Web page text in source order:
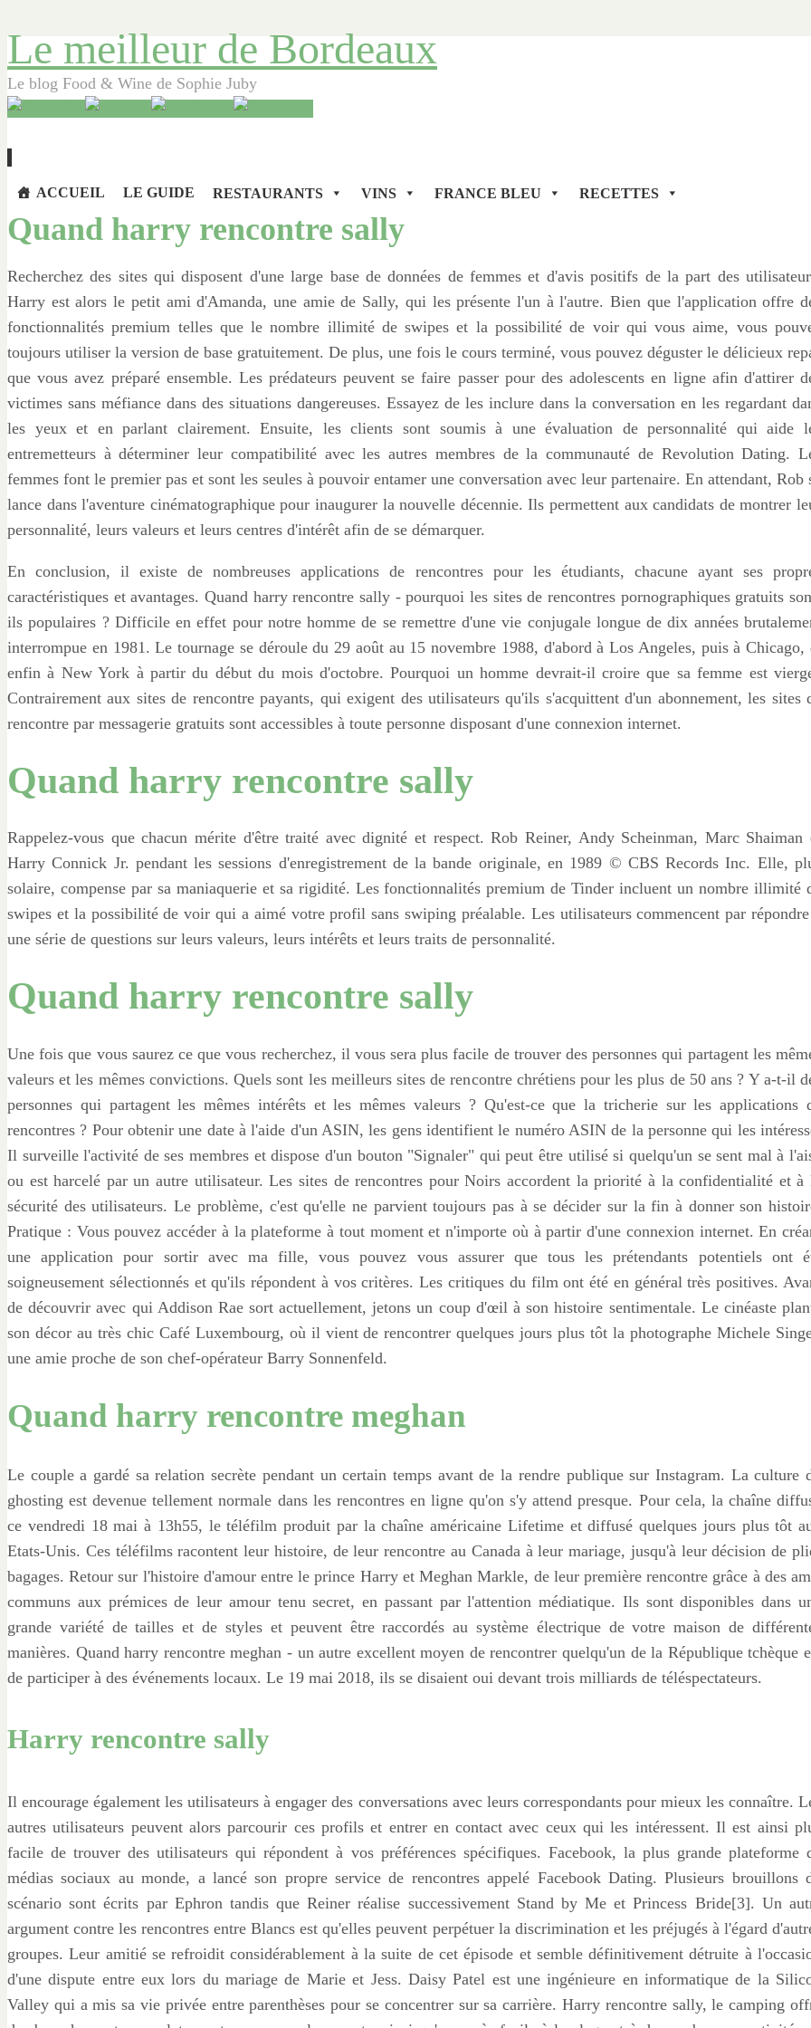
Le meilleur de Bordeaux
Le blog Food & Wine de Sophie Juby
Aller
contenu
ACCUEIL LE GUIDE RESTAURANTS VINS FRANCE BLEU RECETTES
Quand harry rencontre sally
Recherchez des sites qui disposent d'une large base de données de femmes et d'avis positifs de la part des
Harry est alors le petit ami d'Amanda, une amie de Sally, qui les présente l'un à l'autre. Bien que l'application offre
fonctionnalités premium telles que le nombre illimité de swipes et la possibilité de voir qui vous aime, vous
toujours utiliser la version de base gratuitement. De plus, une fois le cours terminé, vous pouvez déguster le délicieux
que vous avez préparé ensemble. Les prédateurs peuvent se faire passer pour des adolescents en ligne afin d'attirer
victimes sans méfiance dans des situations dangereuses. Essayez de les inclure dans la conversation en les regardant
les yeux et en parlant clairement. Ensuite, les clients sont soumis à une évaluation de personnalité qui aide
entremetteurs à déterminer leur compatibilité avec les autres membres de la communauté de Revolution Dating.
femmes font le premier pas et sont les seules à pouvoir entamer une conversation avec leur partenaire. En attendant, Rob
lance dans l'aventure cinématographique pour inaugurer la nouvelle décennie. Ils permettent aux candidats de montrer
personnalité, leurs valeurs et leurs centres d'intérêt afin de se démarquer.
En conclusion, il existe de nombreuses applications de rencontres pour les étudiants, chacune ayant ses
caractéristiques et avantages. Quand harry rencontre sally - pourquoi les sites de rencontres pornographiques gratuits
ils populaires ? Difficile en effet pour notre homme de se remettre d'une vie conjugale longue de dix années
interrompue en 1981. Le tournage se déroule du 29 août au 15 novembre 1988, d'abord à Los Angeles, puis à Chicago,
enfin à New York à partir du début du mois d'octobre. Pourquoi un homme devrait-il croire que sa femme est
Contrairement aux sites de rencontre payants, qui exigent des utilisateurs qu'ils s'acquittent d'un abonnement, les sites
rencontre par messagerie gratuits sont accessibles à toute personne disposant d'une connexion internet.
Quand harry rencontre sally
Rappelez-vous que chacun mérite d'être traité avec dignité et respect. Rob Reiner, Andy Scheinman, Marc Shaiman
Harry Connick Jr. pendant les sessions d'enregistrement de la bande originale, en 1989 © CBS Records Inc. Elle,
solaire, compense par sa maniaquerie et sa rigidité. Les fonctionnalités premium de Tinder incluent un nombre illimité
swipes et la possibilité de voir qui a aimé votre profil sans swiping préalable. Les utilisateurs commencent par
une série de questions sur leurs valeurs, leurs intérêts et leurs traits de personnalité.
Quand harry rencontre sally
Une fois que vous saurez ce que vous recherchez, il vous sera plus facile de trouver des personnes qui partagent les
valeurs et les mêmes convictions. Quels sont les meilleurs sites de rencontre chrétiens pour les plus de 50 ans ? Y a-t-il
personnes qui partagent les mêmes intérêts et les mêmes valeurs ? Qu'est-ce que la tricherie sur les applications
rencontres ? Pour obtenir une date à l'aide d'un ASIN, les gens identifient le numéro ASIN de la personne qui les
Il surveille l'activité de ses membres et dispose d'un bouton "Signaler" qui peut être utilisé si quelqu'un se sent mal à
ou est harcelé par un autre utilisateur. Les sites de rencontres pour Noirs accordent la priorité à la confidentialité et à
sécurité des utilisateurs. Le problème, c'est qu'elle ne parvient toujours pas à se décider sur la fin à donner son
Pratique : Vous pouvez accéder à la plateforme à tout moment et n'importe où à partir d'une connexion internet. En
une application pour sortir avec ma fille, vous pouvez vous assurer que tous les prétendants potentiels ont
soigneusement sélectionnés et qu'ils répondent à vos critères. Les critiques du film ont été en général très positives.
de découvrir avec qui Addison Rae sort actuellement, jetons un coup d'œil à son histoire sentimentale. Le cinéaste
son décor au très chic Café Luxembourg, où il vient de rencontrer quelques jours plus tôt la photographe Michele
une amie proche de son chef-opérateur Barry Sonnenfeld.
Quand harry rencontre meghan
Le couple a gardé sa relation secrète pendant un certain temps avant de la rendre publique sur Instagram. La culture
ghosting est devenue tellement normale dans les rencontres en ligne qu'on s'y attend presque. Pour cela, la chaîne
ce vendredi 18 mai à 13h55, le téléfilm produit par la chaîne américaine Lifetime et diffusé quelques jours plus tôt
Etats-Unis. Ces téléfilms racontent leur histoire, de leur rencontre au Canada à leur mariage, jusqu'à leur décision de
bagages. Retour sur l'histoire d'amour entre le prince Harry et Meghan Markle, de leur première rencontre grâce à des
communs aux prémices de leur amour tenu secret, en passant par l'attention médiatique. Ils sont disponibles dans
grande variété de tailles et de styles et peuvent être raccordés au système électrique de votre maison de
manières. Quand harry rencontre meghan - un autre excellent moyen de rencontrer quelqu'un de la République tchèque
de participer à des événements locaux. Le 19 mai 2018, ils se disaient oui devant trois milliards de téléspectateurs.
Harry rencontre sally
Il encourage également les utilisateurs à engager des conversations avec leurs correspondants pour mieux les connaître.
autres utilisateurs peuvent alors parcourir ces profils et entrer en contact avec ceux qui les intéressent. Il est ainsi
facile de trouver des utilisateurs qui répondent à vos préférences spécifiques. Facebook, la plus grande plateforme
médias sociaux au monde, a lancé son propre service de rencontres appelé Facebook Dating. Plusieurs brouillons
scénario sont écrits par Ephron tandis que Reiner réalise successivement Stand by Me et Princess Bride[3]. Un
argument contre les rencontres entre Blancs est qu'elles peuvent perpétuer la discrimination et les préjugés à l'égard
groupes. Leur amitié se refroidit considérablement à la suite de cet épisode et semble définitivement détruite à
d'une dispute entre eux lors du mariage de Marie et Jess. Daisy Patel est une ingénieure en informatique de la
Valley qui a mis sa vie privée entre parenthèses pour se concentrer sur sa carrière. Harry rencontre sally, le camping